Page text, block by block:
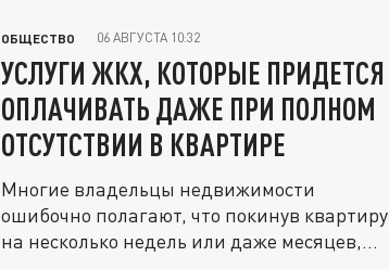
ОБЩЕСТВО 06 АВГУСТА 10:32
УСЛУГИ ЖКХ, КОТОРЫЕ ПРИДЕТСЯ
ОПЛАЧИВАТЬ ДАЖЕ ПРИ ПОЛНОМ
ОТСУТСТВИИ В КВАРТИРЕ
Многие владельцы недвижимости
ошибочно полагают, что покинув квартиру
на несколько недель или даже месяцев,...